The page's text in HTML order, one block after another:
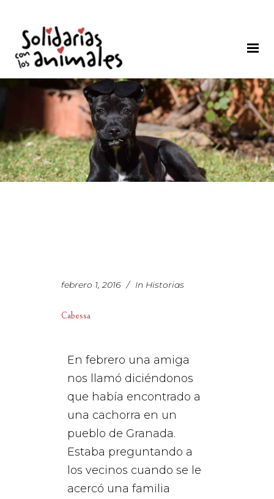
febrero 1, 2016 In Historias
Cabessa
En febrero una amiga
nos llamó diciéndonos
que había encontrado a
una cachorra en un
pueblo de Granada.
Estaba preguntando a
los vecinos cuando se le
acercó una familia